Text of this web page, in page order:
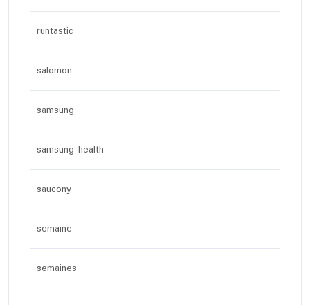
runtastic
salomon
samsung
samsung health
saucony
semaine
semaines